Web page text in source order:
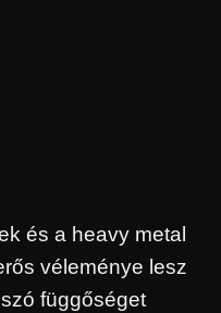
és a heavy metal
véleménye lesz
függőséget